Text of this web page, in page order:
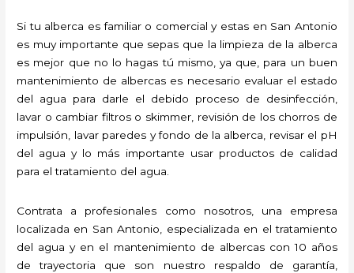
Si tu alberca es familiar o comercial y estas en San Antonio
es muy importante que sepas que la limpieza de la alberca
es mejor que no lo hagas tú mismo, ya que, para un buen
mantenimiento de albercas es necesario evaluar el estado
del agua para darle el debido proceso de desinfección,
lavar o cambiar filtros o skimmer, revisión de los chorros de
impulsión, lavar paredes y fondo de la alberca, revisar el pH
del agua y lo más importante usar productos de calidad
para el tratamiento del agua.
Contrata a profesionales como nosotros, una empresa
localizada en San Antonio, especializada en el tratamiento
del agua y en el mantenimiento de albercas con 10 años
de trayectoria que son nuestro respaldo de garantía,